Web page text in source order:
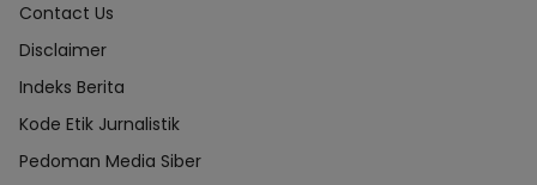
Contact Us
Disclaimer
Indeks Berita
Kode Etik Jurnalistik
Pedoman Media Siber